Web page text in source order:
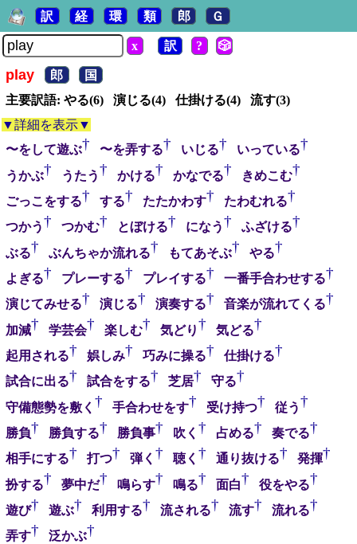
訳 経 環 類 郎 Ｇ
x 訳 ? 🎲
play 郎
国
主要訳語: やる(6) 演じる(4) 仕掛ける(4) 流す(3)
▼詳細を表示▼
〜をして遊ぶ† 〜を弄する† いじる† いっている†
うかぶ† うたう† かける† かなでる† きめこむ†
ごっこをする† する† たたかわす† たわむれる†
つかう† つかむ† とぼける† になう† ふざける†
ぶる† ぶんちゃか流れる† もてあそぶ† やる†
よぎる† プレーする† プレイする† 一番手合わせする†
演じてみせる† 演じる† 演奏する† 音楽が流れてくる†
加減† 学芸会† 楽しむ† 気どり† 気どる†
起用される† 娯しみ† 巧みに操る† 仕掛ける†
試合に出る† 試合をする† 芝居† 守る†
守備態勢を敷く † 手合わせをす† 受け持つ† 従う†
勝負† 勝負する† 勝負事† 吹く † 占める† 奏でる†
相手にする† 打つ† 弾く † 聴く † 通り抜ける† 発揮†
扮する† 夢中だ† 鳴らす† 鳴る† 面白† 役をやる†
遊び† 遊ぶ† 利用する† 流される† 流す† 流れる†
弄す† 泛かぶ†